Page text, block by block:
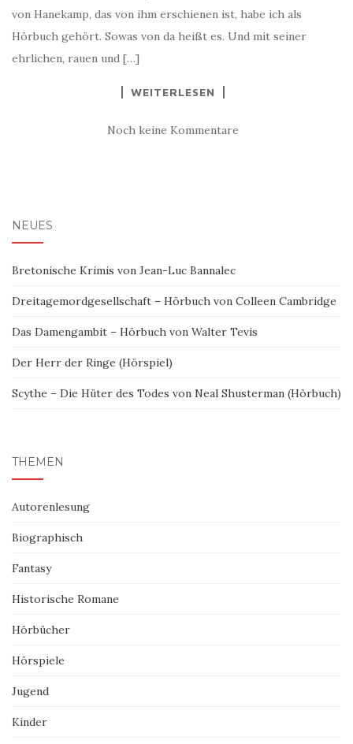
von Hanekamp, das von ihm erschienen ist, habe ich als
Hörbuch gehört. Sowas von da heißt es. Und mit seiner
ehrlichen, rauen und […]
WEITERLESEN
Noch keine Kommentare
NEUES
Bretonische Krimis von Jean-Luc Bannalec
Dreitagemordgesellschaft – Hörbuch von Colleen Cambridge
Das Damengambit – Hörbuch von Walter Tevis
Der Herr der Ringe (Hörspiel)
Scythe – Die Hüter des Todes von Neal Shusterman (Hörbuch)
THEMEN
Autorenlesung
Biographisch
Fantasy
Historische Romane
Hörbücher
Hörspiele
Jugend
Kinder